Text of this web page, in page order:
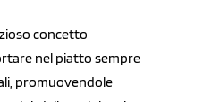
concetto
nel piatto sempre
promuovendole